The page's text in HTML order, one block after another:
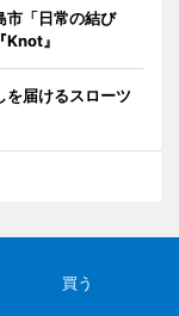
市「日常の結び
』
を届けるスローツ
買う